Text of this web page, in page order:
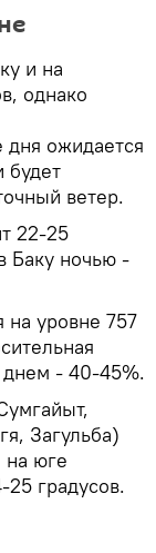
и на
однако
ожидается
будет
ветер.
22-25
Баку ночью -
на уровне 757
днем - 40-45%.
Загульба)
на юге
градусов.